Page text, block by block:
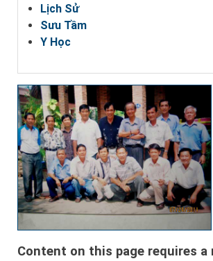
Lịch Sử
Sưu Tầm
Y Học
Content on this page requires a